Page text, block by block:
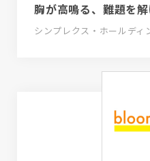
胸が高鳴る、難題を解
シンプレクス・ホールディ